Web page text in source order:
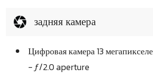
задняя камера
Цифровая камера 13
- ƒ/2.0 aperture